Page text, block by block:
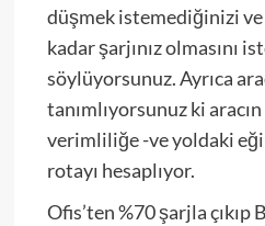
düşmek istemediğinizi ve
kadar şarjınız olmasını
söylüyorsunuz. Ayrıca
tanımlıyorsunuz ki
verimliliğe -ve yoldaki
rotayı hesaplıyor.
Ofis’ten %70 şarjla çıkıp